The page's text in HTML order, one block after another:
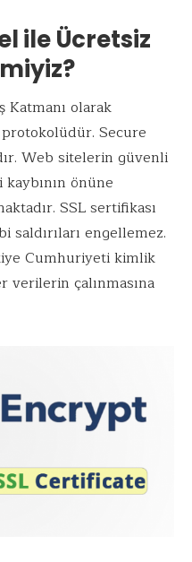
ile Ücretsiz
Katmanı olarak
protokolüdür. Secure
Web sitelerin güvenli
önüne
SSL sertifikası
saldırıları engellemez.
Cumhuriyeti kimlik
verilerin çalınmasına